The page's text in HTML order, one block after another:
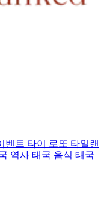
벤트 타이 로또 타일랜
역사 태국 음식 태국